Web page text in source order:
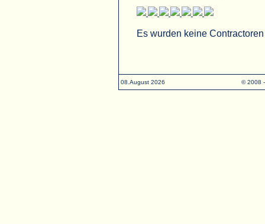
Es wurden keine
08.August 2026 © 2008